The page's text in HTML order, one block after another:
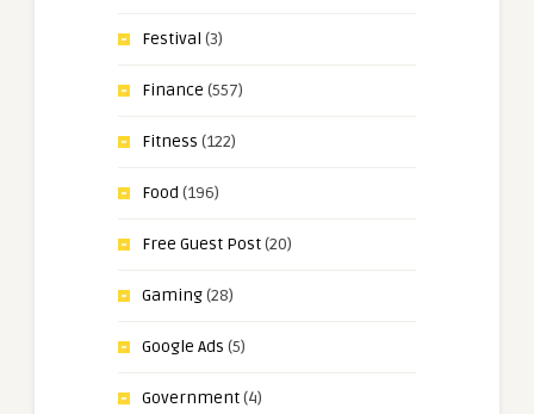
Festival (3)
Finance (557)
Fitness (122)
Food (196)
Free Guest Post(20)
Gaming(28)
Google Ads (5)
Government(4)